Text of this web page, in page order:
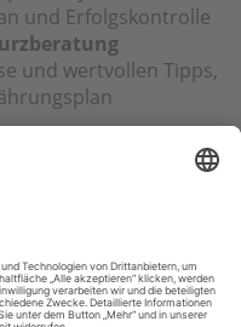
und Erfolgskontrolle
und wertvollen Tipps,
einer
anderen
am